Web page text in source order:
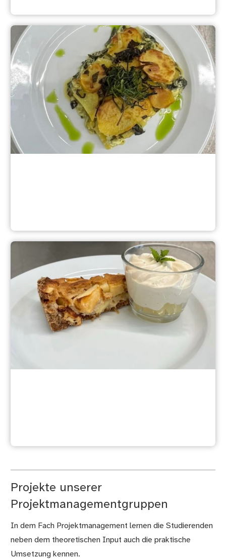
Projekte unserer
Projektmanagementgruppen
In dem Fach Projektmanagement lernen die Studierenden
neben dem theoretischen Input auch die praktische
Umsetzung kennen.